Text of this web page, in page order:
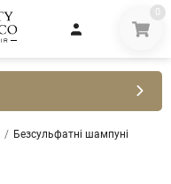
0
/ Безсульфатні шампуні